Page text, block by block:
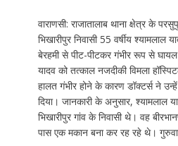
वाराणसी: राजातालाब थाना क्षेत्र के
भिखारीपुर निवासी 55 वर्षीय श्यामलाल
बेरहमी से पीट-पीटकर गंभीर रूप से
यादव को तत्काल नजदीकी विमला
हालत गंभीर होने के कारण डॉक्टर्स ने
दिया। जानकारी के अनुसार, श्यामलाल
भिखारीपुर गांव के निवासी थे। वह
पास एक मकान बना कर रह रहे थे।